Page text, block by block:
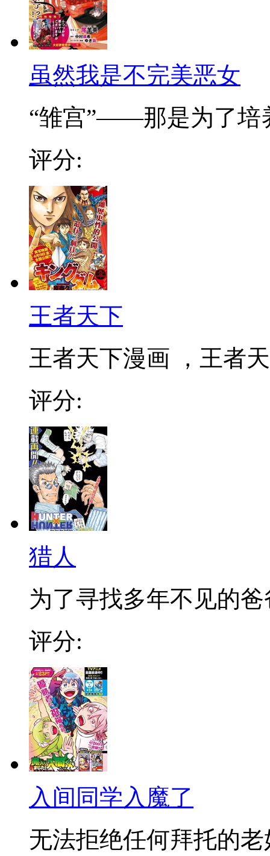
虽然我是不完美恶女
“雏宫”——那是为了培
评分:
王者天下
王者天下漫画 ，王者
评分:
猎人
为了寻找多年不见的爸
评分:
入间同学入魔了
无法拒绝任何拜托的老